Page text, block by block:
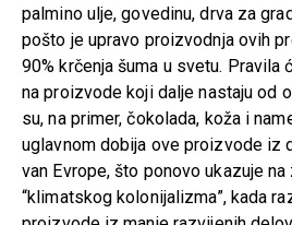
palmino ulje, govedinu, drva za
pošto je upravo proizvodnja ovih
90% krčenja šuma u svetu.
na proizvode koji dalje nastaju od
su, na primer, čokolada, koža i
uglavnom dobija ove proizvode iz
van Evrope, što ponovo ukazuje
“klimatskog kolonijalizma”, kada